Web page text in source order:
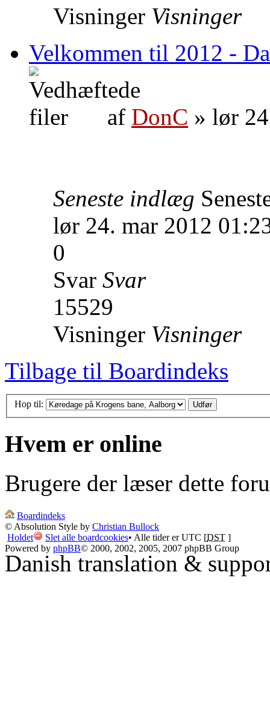
Visninger Visninger
Velkommen til 2012 -
af DonC » lør
Seneste indlæg
lør 24. mar 2012
0
Svar Svar
15529
Visninger Visninger
Tilbage til Boardindeks
Hop til:
Hvem er online
Brugere der læser dette
Boardindeks
© Absolution Style by Christian Bullock
Holdet
Slet alle boardcookies• Alle tider er UTC [DST ]
Powered by phpBB© 2000, 2002, 2005, 2007 phpBB Group
Danish translation &